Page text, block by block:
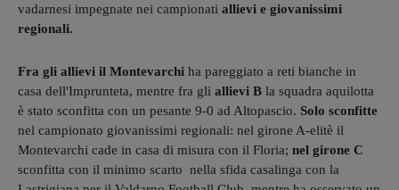
vadarnesi impegnate nei campionati allievi e giovanissimi
regionali.
Fra gli allievi il Montevarchi ha pareggiato a reti bianche in
casa dell'Imprunteta, mentre fra gli allievi B la squadra aquilotta
è stato sconfitta con un pesante 9-0 ad Altopascio. Solo sconfitte
nel campionato giovanissimi regionali: nel girone A-elitè il
Montevarchi cade in casa di misura con il Floria; nel girone C
sconfitta con il minimo scarto nella sfida casalinga con la